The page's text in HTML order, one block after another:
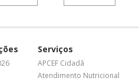
Serviços
APCEF Cidadã
Atendimento Nutricional